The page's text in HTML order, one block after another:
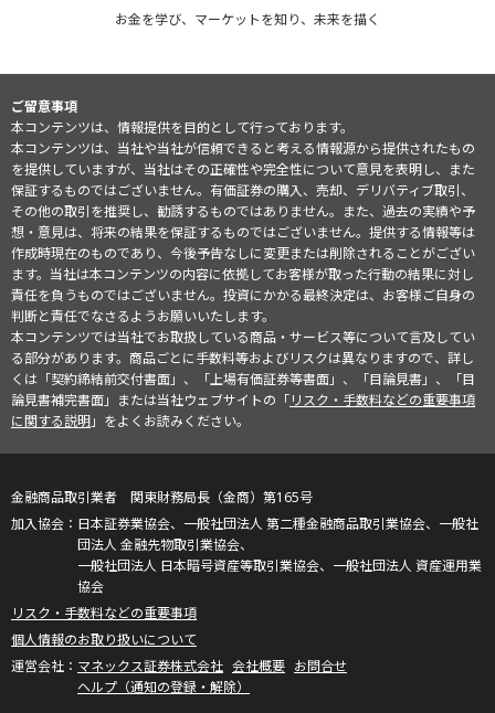
お金を学び、マーケットを知り、未来を描く
ご留意事項
本コンテンツは、情報提供を目的として行っております。
本コンテンツは、当社や当社が信頼できると考える情報源から提供されたもの
を提供していますが、当社はその正確性や完全性について意見を表明し、また
保証するものではございません。有価証券の購入、売却、デリバティブ取引、
その他の取引を推奨し、勧誘するものではありません。また、過去の実績や予
想・意見は、将来の結果を保証するものではございません。提供する情報等は
作成時現在のものであり、今後予告なしに変更または削除されることがござい
ます。当社は本コンテンツの内容に依拠してお客様が取った行動の結果に対し
責任を負うものではございません。投資にかかる最終決定は、お客様ご自身の
判断と責任でなさるようお願いいたします。
本コンテンツでは当社でお取扱している商品・サービス等について言及してい
る部分があります。商品ごとに手数料等およびリスクは異なりますので、詳し
くは「契約締結前交付書面」、「上場有価証券等書面」、「目論見書」、「目
論見書補完書面」または当社ウェブサイトの「リスク・手数料などの重要事項
に関する説明」をよくお読みください。
金融商品取引業者 関東財務局長（金商）第165号
日本証券業協会、一般社団法人 第二種金融商品取引業協会、一般社
団法人 金融先物取引業協会、
一般社団法人 日本暗号資産等取引業協会、一般社団法人 資産運用業
協会
リスク・手数料などの重要事項
個人情報のお取り扱いについて
マネックス証券株式会社 会社概要 お問合せ
ヘルプ（通知の登録・解除）